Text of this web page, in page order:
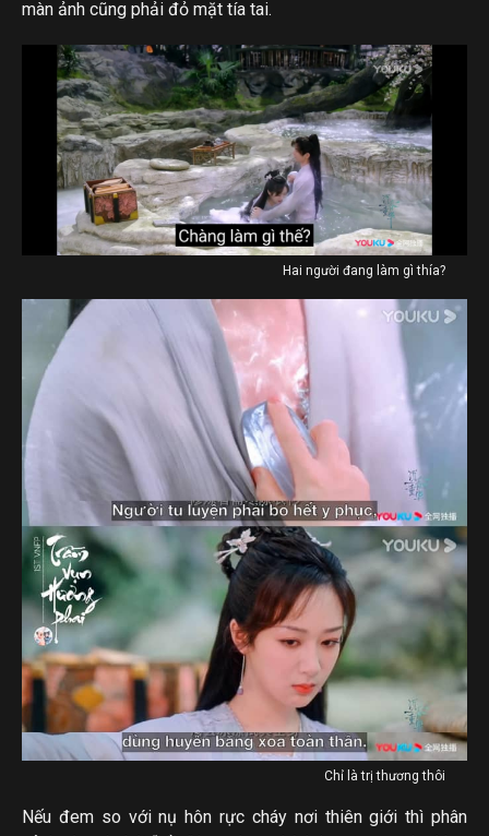
màn ảnh cũng phải đỏ mặt tía tai.
Hai người đang làm gì thía?
Chỉ là trị thương thôi
Nếu đem so với nụ hôn rực cháy nơi thiên giới thì phân